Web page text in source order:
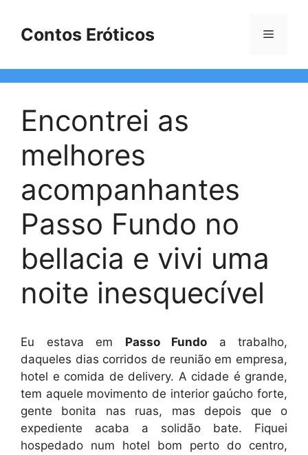
Contos Eróticos Menu
Encontrei as
melhores
acompanhantes
Passo Fundo no
bellacia e vivi uma
noite inesquecível
Eu estava em Passo Fundo a trabalho,
daqueles dias corridos de reunião em empresa,
hotel e comida de delivery. A cidade é grande,
tem aquele movimento de interior gaúcho forte,
gente bonita nas ruas, mas depois que o
expediente acaba a solidão bate. Fiquei
hospedado num hotel bom perto do centro,